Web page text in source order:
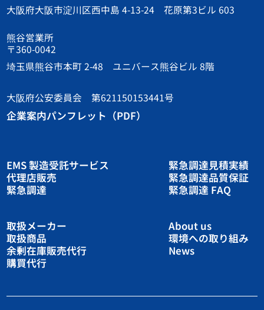
大阪府大阪市淀川区西中島 4-13-24 花原第3ビル 603
熊谷営業所
〒360-0042
埼玉県熊谷市本町 2-48 ユニバース熊谷ビル 8階
大阪府公安委員会 第621150153441号
企業案内パンフレット（PDF）
EMS 製造受託サービス
代理店販売
緊急調達
取扱メーカー
取扱商品
余剰在庫販売代行
購買代行
緊急調達見積実績
緊急調達品質保証
緊急調達 FAQ
About us
環境への取り組み
News